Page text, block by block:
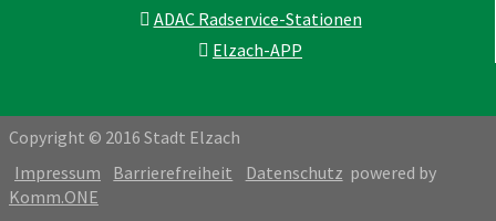
ADAC Radservice-Stationen
Elzach-APP
Copyright © 2016 Stadt Elzach
Impressum
Barrierefreiheit Datenschutz powered by
Komm.ONE